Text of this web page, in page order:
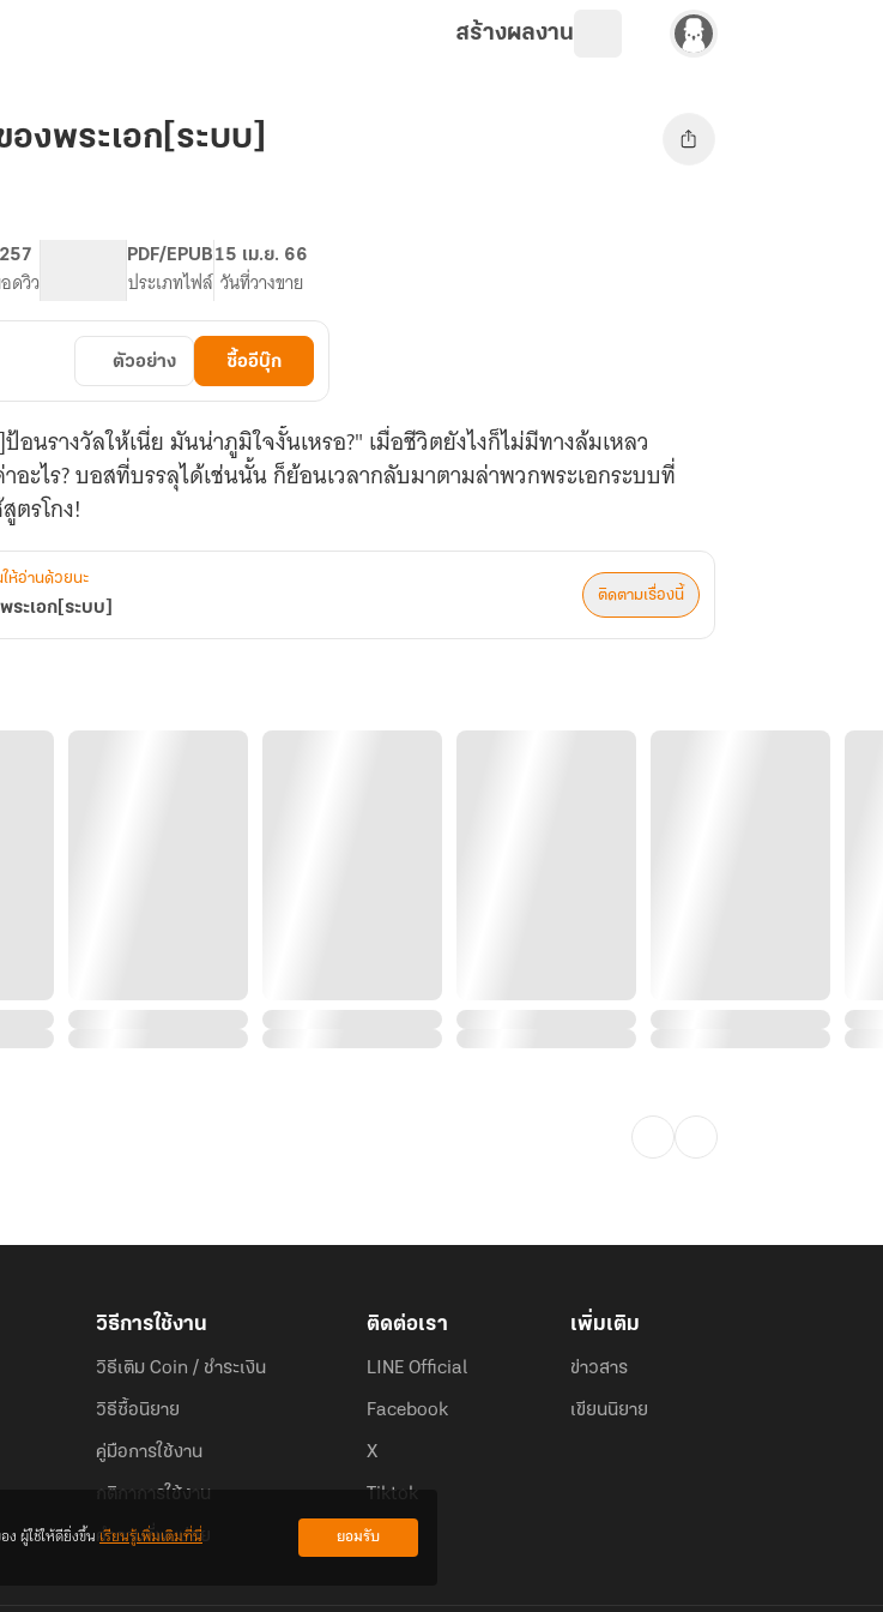
สร้างผลงาน
งพระเอก[ระบบ]
257
ดวิว
PDF/EPUB
ประเภทไฟล์
15 เม.ย. 66
วันที่วางขาย
ตัวอย่าง ซื้ออีบุ๊ก
นรางวัลให้เนี่ย มันน่าภูมิใจงั้นเหรอ?" เมื่อชีวิตยังไงก็ไม่มีทางล้มเหลว
อะไร? บอสที่บรรลุได้เช่นนั้น ก็ย้อนเวลากลับมาตามล่าพวกพระเอกระบบที่
ตรโกง!
ห้อ่านด้วยนะ
ะเอก[ระบบ]
ติดตามเรื่องนี้
วิธีการใช้งาน
วิธีเติม Coin / ชำระเงิน
วิธีซื้อนิยาย
คู่มือการใช้งาน
กติกาการใช้งาน
คำถามที่พบบ่อย
ติดต่อเรา
LINE Official
Facebook
X
Tiktok
เพิ่มเติม
ข่าวสาร
เขียนนิยาย
ผู้ใช้ให้ดียิ่งขึ้นเรียนรู้เพิ่มเติมที่นี่ ยอมรับ